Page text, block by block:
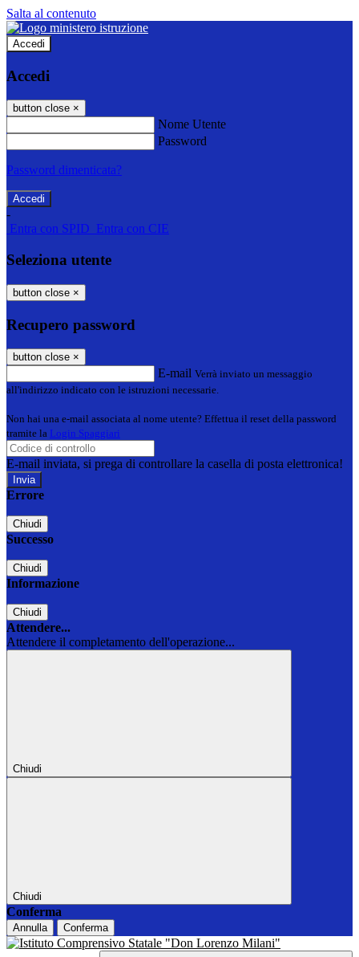
Salta al contenuto
Accedi
Accedi
button close ×
Nome Utente
Password
Password dimenticata?
-
Entra con SPID Entra con CIE
Seleziona utente
button close ×
Recupero password
button close ×
E-mail Verrà inviato un messaggio
all'indirizzo indicato con le istruzioni necessarie.
Non hai una e-mail associata al nome utente? Effettua il reset della password
tramite la Login Spaggiari
E-mail inviata, si prega di controllare la casella di posta elettronica!
Errore
Chiudi
Successo
Chiudi
Informazione
Chiudi
Attendere...
Attendere il completamento dell'operazione...
Chiudi
Chiudi
Conferma
Annulla Conferma